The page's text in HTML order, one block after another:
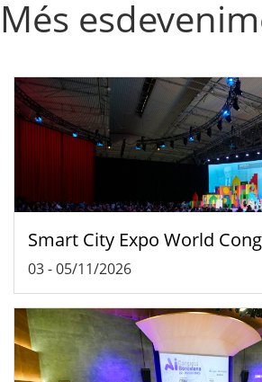
Més
Smart City Expo World
03-05/11/2026